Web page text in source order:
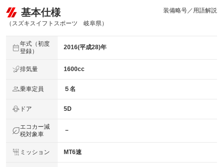
基本仕様
（スズキスイフトスポーツ 岐阜県）
装備略号／用語解説
年式（初度
登録）
2016(平成28)年
排気量 1600cc
乗車定員 ５名
ドア 5D
エコカー減
税対象車
－
ミッション MT6速